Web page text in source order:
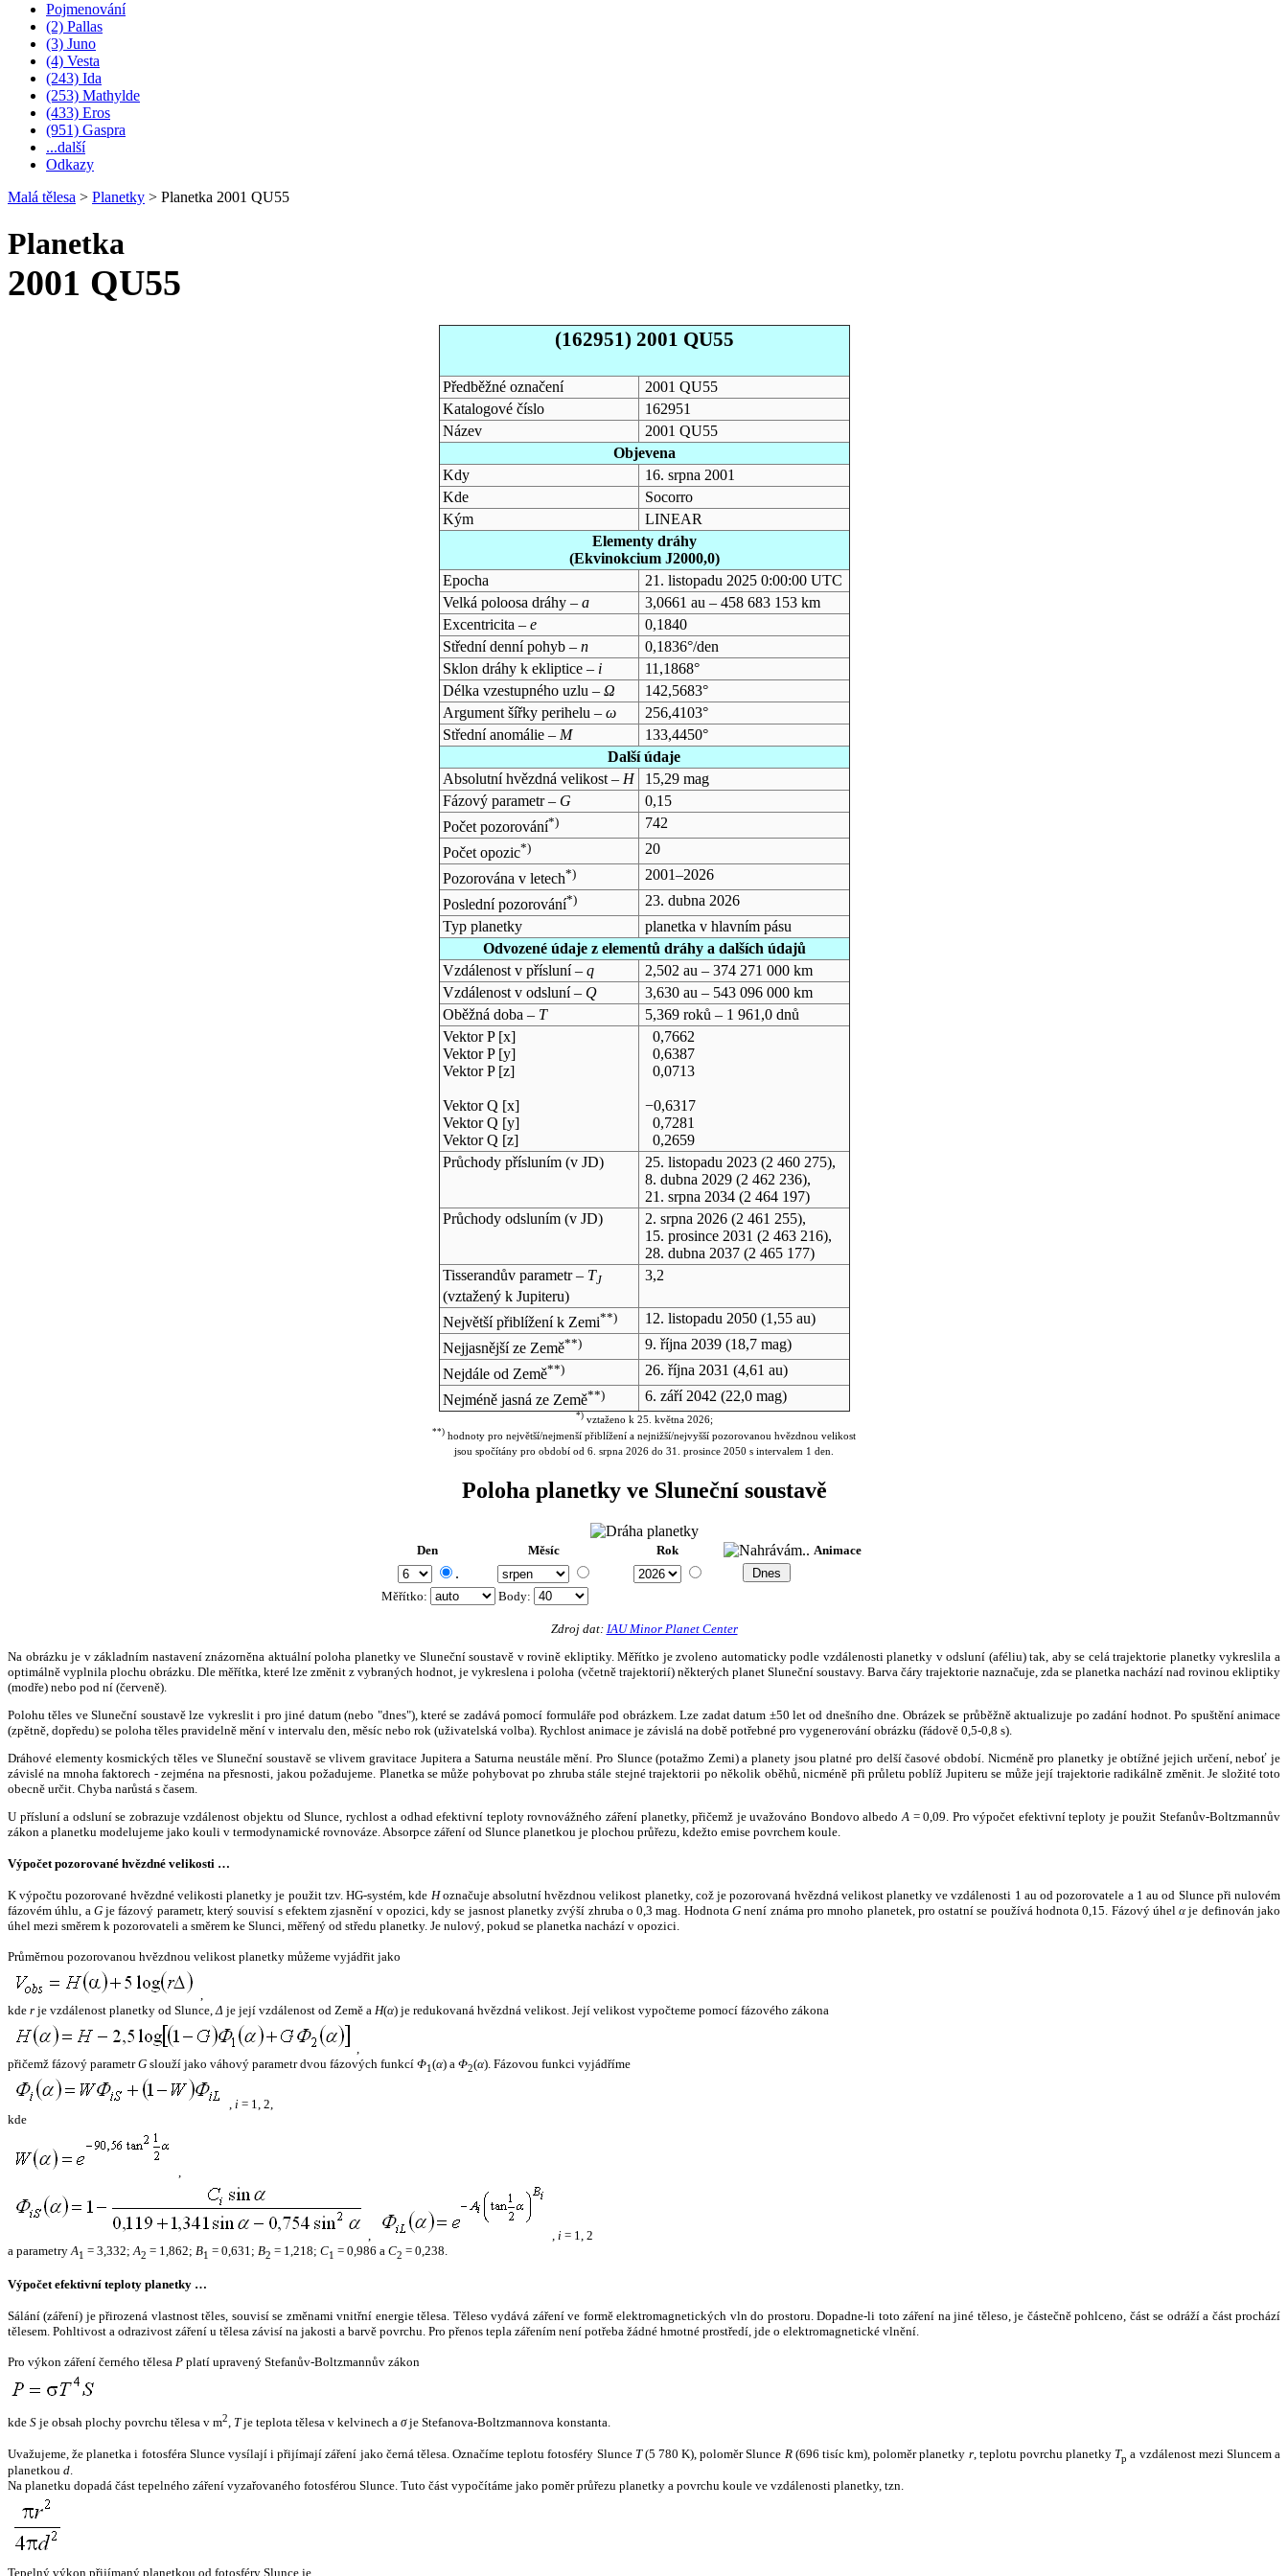
Pojmenování
(2) Pallas
(3) Juno
(4) Vesta
(243) Ida
(253) Mathylde
(433) Eros
(951) Gaspra
...další
Odkazy
Malá tělesa > Planetky > Planetka 2001 QU55
Planetka
2001 QU55
(162951) 2001 QU55
Předběžné označení
2001 QU55
Katalogové číslo
162951
Název
2001 QU55
Objevena
Kdy
16. srpna 2001
Kde
Socorro
Kým
LINEAR
Elementy dráhy
(Ekvinokcium J2000,0)
Epocha
21. listopadu 2025 0:00:00 UTC
Velká poloosa dráhy – a
3,0661 au – 458 683 153 km
Excentricita – e
0,1840
Střední denní pohyb – n
0,1836°/den
Sklon dráhy k ekliptice – i
11,1868°
Délka vzestupného uzlu – Ω
142,5683°
Argument šířky perihelu – ω
256,4103°
Střední anomálie – M
133,4450°
Další údaje
Absolutní hvězdná velikost – H
15,29 mag
Fázový parametr – G
0,15
Počet pozorování*)
742
Počet opozic*)
20
Pozorována v letech*)
2001–2026
Poslední pozorování*)
23. dubna 2026
Typ planetky
planetka v hlavním pásu
Odvozené údaje z elementů dráhy a dalších údajů
Vzdálenost v přísluní – q
2,502 au – 374 271 000 km
Vzdálenost v odsluní – Q
3,630 au – 543 096 000 km
Oběžná doba – T
5,369 roků – 1 961,0 dnů
Vektor P [x]
Vektor P [y]
Vektor P [z]
Vektor Q [x]
Vektor Q [y]
Vektor Q [z]
0,7662
0,6387
0,0713
−0,6317
0,7281
0,2659
Průchody přísluním (v JD) 25. listopadu 2023(2 460 275),
8. dubna 2029(2 462 236),
21. srpna 2034(2 464 197)
Průchody odsluním (v JD) 2. srpna 2026(2 461 255),
15. prosince 2031 (2 463 216),
28. dubna 2037(2 465 177)
Tisserandův parametr – TJ
(vztažený k Jupiteru)
3,2
Největší přiblížení k Zemi**) 12. listopadu 2050(1,55 au)
Nejjasnější ze Země**) 9. října 2039(18,7 mag)
Nejdále od Země**) 26. října 2031 (4,61 au)
Nejméně jasná ze Země**) 6. září 2042 (22,0 mag)
*)vztaženo k 25. května 2026;
**) hodnoty pro největší/nejmenší přiblížení a nejnižší/nejvyšší pozorovanou hvězdnou velikost
jsou spočítány pro období od 6. srpna 2026 do 31. prosince 2050 s intervalem 1 den.
Poloha planetky ve Sluneční soustavě
Den Měsíc Rok Animace
.
Měřítko: Body:
Zdroj dat: IAU Minor Planet Center
Na obrázku je v základním nastavení znázorněna aktuální poloha planetky ve Sluneční soustavě v rovině ekliptiky. Měřítko je zvoleno automaticky podle vzdálenosti planetky v odsluní (aféliu) tak, aby se celá trajektorie planetky vykreslila a
optimálně vyplnila plochu obrázku. Dle měřítka, které lze změnit z vybraných hodnot, je vykreslena i poloha (včetně trajektorií) některých planet Sluneční soustavy. Barva čáry trajektorie naznačuje, zda se planetka nachází nad rovinou ekliptiky
(modře) nebo pod ní (červeně).
Polohu těles ve Sluneční soustavě lze vykreslit i pro jiné datum (nebo "dnes"), které se zadává pomocí formuláře pod obrázkem. Lze zadat datum ±50 let od dnešního dne. Obrázek se průběžně aktualizuje po zadání hodnot. Po spuštění animace
(zpětně, dopředu) se poloha těles pravidelně mění v intervalu den, měsíc nebo rok (uživatelská volba). Rychlost animace je závislá na době potřebné pro vygenerování obrázku (řádově 0,5-0,8 s).
Dráhové elementy kosmických těles ve Sluneční soustavě se vlivem gravitace Jupitera a Saturna neustále mění. Pro Slunce (potažmo Zemi) a planety jsou platné pro delší časové období. Nicméně pro planetky je obtížné jejich určení, neboť je
závislé na mnoha faktorech - zejména na přesnosti, jakou požadujeme. Planetka se může pohybovat po zhruba stále stejné trajektorii po několik oběhů, nicméně při průletu poblíž Jupiteru se může její trajektorie radikálně změnit. Je složité toto
obecně určit. Chyba narůstá s časem.
U přísluní a odsluní se zobrazuje vzdálenost objektu od Slunce, rychlost a odhad efektivní teploty rovnovážného záření planetky, přičemž je uvažováno Bondovo albedo A = 0,09. Pro výpočet efektivní teploty je použit Stefanův-Boltzmannův
zákon a planetku modelujeme jako kouli v termodynamické rovnováze. Absorpce záření od Slunce planetkou je plochou průřezu, kdežto emise povrchem koule.
Výpočet pozorované hvězdné velikosti …
K výpočtu pozorované hvězdné velikosti planetky je použit tzv. HG-systém, kde Hoznačuje absolutní hvězdnou velikost planetky, což je pozorovaná hvězdná velikost planetky ve vzdálenosti 1 au od pozorovatele a 1 au od Slunce při nulovém
fázovém úhlu, a Gje fázový parametr, který souvisí s efektem zjasnění v opozici, kdy se jasnost planetky zvýší zhruba o 0,3 mag. HodnotaG není známa pro mnoho planetek, pro ostatní se používá hodnota 0,15. Fázový úhelα je definován jako
úhel mezi směrem k pozorovateli a směrem ke Slunci, měřený od středu planetky. Je nulový, pokud se planetka nachází v opozici.
Průměrnou pozorovanou hvězdnou velikost planetky můžeme vyjádřit jako
,
kde r je vzdálenost planetky od Slunce,Δ je její vzdálenost od Země a H(α) je redukovaná hvězdná velikost. Její velikost vypočteme pomocí fázového zákona
,
přičemž fázový parametrG slouží jako váhový parametr dvou fázových funkcí Φ1(α) a Φ2(α). Fázovou funkci vyjádříme
, i = 1, 2,
kde
,
, , i = 1, 2
a parametryA1 = 3,332;A2 = 1,862; B1 = 0,631; B2 = 1,218; C1 = 0,986 a C2 = 0,238.
Výpočet efektivní teploty planetky …
Sálání (záření) je přirozená vlastnost těles, souvisí se změnami vnitřní energie tělesa. Těleso vydává záření ve formě elektromagnetických vln do prostoru. Dopadne-li toto záření na jiné těleso, je částečně pohlceno, část se odráží a část prochází
tělesem. Pohltivost a odrazivost záření u tělesa závisí na jakosti a barvě povrchu. Pro přenos tepla zářením není potřeba žádné hmotné prostředí, jde o elektromagnetické vlnění.
Pro výkon záření černého tělesa P platí upravený Stefanův-Boltzmannův zákon
kde S je obsah plochy povrchu tělesa v m2, Tje teplota tělesa v kelvinech a σje Stefanova-Boltzmannova konstanta.
Uvažujeme, že planetka i fotosféra Slunce vysílají i přijímají záření jako černá tělesa. Označíme teplotu fotosféry Slunce T(5 780 K), poloměr Slunce R(696 tisíc km), poloměr planetky r, teplotu povrchu planetky Tp a vzdálenost mezi Sluncem a
planetkou d.
Na planetku dopadá část tepelného záření vyzařovaného fotosférou Slunce. Tuto část vypočítáme jako poměr průřezu planetky a povrchu koule ve vzdálenosti planetky, tzn.
Tepelný výkon přijímaný planetkou od fotosféry Slunce je